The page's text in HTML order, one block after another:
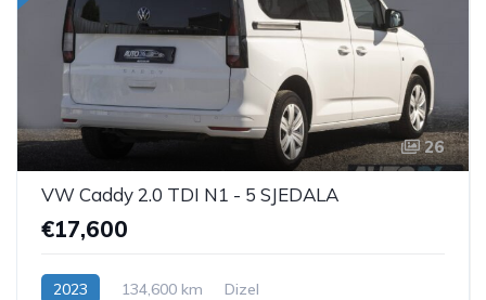
26
VW Caddy 2.0 TDI N1 - 5 SJEDALA
€17,600
2023 134,600 km Dizel